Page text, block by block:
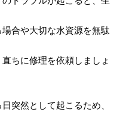
合や大切な水資源を無駄
ちに修理を依頼しましょ
突然として起こるため、